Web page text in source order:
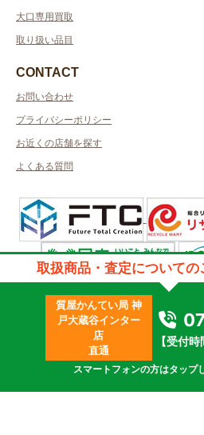
大口専用買取
取り扱い品目
CONTACT
お問い合わせ
プライバシーポリシー
お近くの店舗を探す
よくある質問
許可管轄：兵庫県公
古物商許可番号：第631142200048号
質屋許可番号：第631192300001号／
2023 © kanteikyoku.jp
取扱商品・査定についての
質屋かんてい局 神
戸大蔵谷インター
店
直通
【受付
スマートフォンの方はタップ